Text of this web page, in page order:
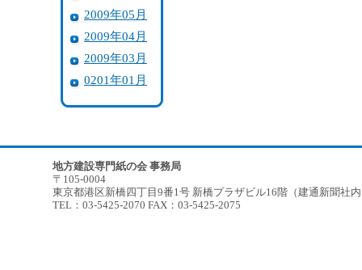
2009年05月
2009年04月
2009年03月
0201年01月
地方建設専門紙の会 事務局
〒105-0004
東京都港区新橋四丁目9番1号 新橋プラザビル16階（建通新聞社
TEL：03-5425-2070 FAX：03-5425-2075